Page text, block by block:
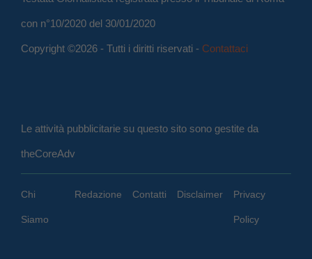
con n°10/2020 del 30/01/2020
Copyright ©2026 - Tutti i diritti riservati - Contattaci
Le attività pubblicitarie su questo sito sono gestite da
theCoreAdv
Chi
Siamo
Redazione Contatti Disclaimer Privacy
Policy